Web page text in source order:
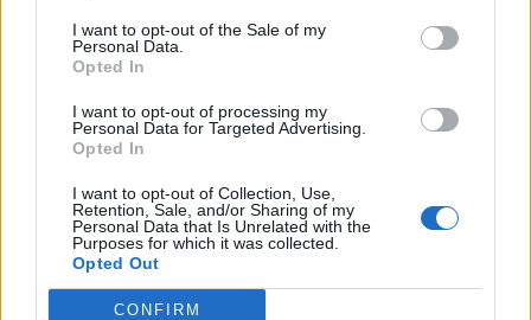
I want to opt-out of the Sale of my
Personal Data.
Opted In
I want to opt-out of processing my
Personal Data for Targeted Advertising.
Opted In
I want to opt-out of Collection, Use,
Retention, Sale, and/or Sharing of my
Personal Data that Is Unrelated with the
Purposes for which it was collected.
Opted Out
CONFIRM